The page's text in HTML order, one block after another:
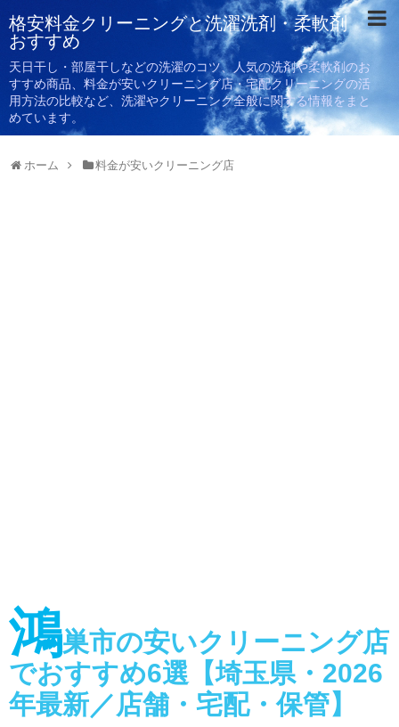
格安料金クリーニングと洗濯洗剤・柔軟剤
おすすめ
天日干し・部屋干しなどの洗濯のコツ、人気の洗剤や柔軟剤のお
すすめ商品、料金が安いクリーニング店・宅配クリーニングの活
用方法の比較など、洗濯やクリーニング全般に関する情報をまと
めています。
ホーム 料金が安いクリーニング店
鴻巣市の安いクリーニング店
でおすすめ6選【埼玉県・2026
年最新／店舗・宅配・保管】